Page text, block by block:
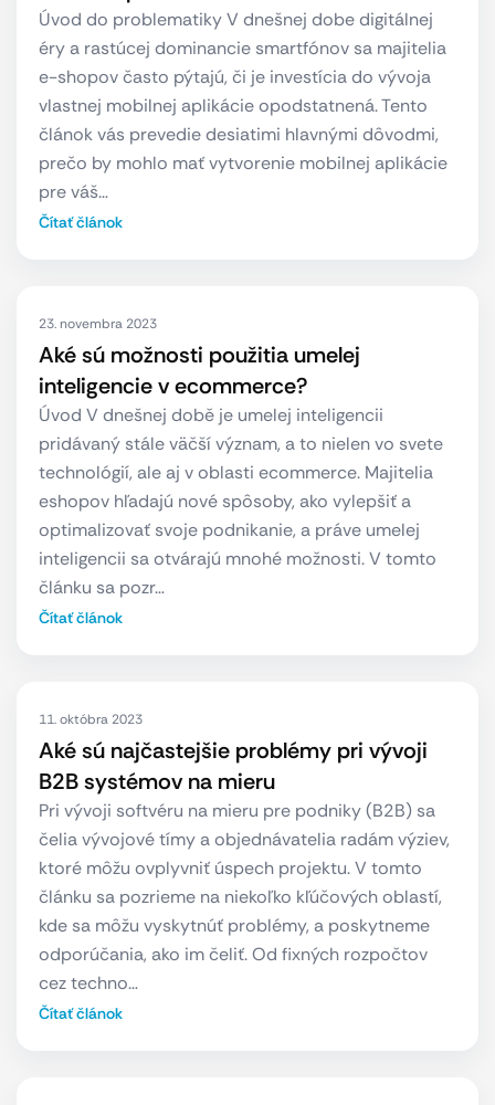
Úvod do problematiky V dnešnej dobe digitálnej
éry a rastúcej dominancie smartfónov sa majitelia
e-shopov často pýtajú, či je investícia do vývoja
vlastnej mobilnej aplikácie opodstatnená. Tento
článok vás prevedie desiatimi hlavnými dôvodmi,
prečo by mohlo mať vytvorenie mobilnej aplikácie
pre váš…
Čítať článok
23. novembra 2023
Aké sú možnosti použitia umelej
inteligencie v ecommerce?
Úvod V dnešnej době je umelej inteligencii
pridávaný stále väčší význam, a to nielen vo svete
technológií, ale aj v oblasti ecommerce. Majitelia
eshopov hľadajú nové spôsoby, ako vylepšiť a
optimalizovať svoje podnikanie, a práve umelej
inteligencii sa otvárajú mnohé možnosti. V tomto
článku sa pozr…
Čítať článok
11. októbra 2023
Aké sú najčastejšie problémy pri vývoji
B2B systémov na mieru
Pri vývoji softvéru na mieru pre podniky (B2B) sa
čelia vývojové tímy a objednávatelia radám výziev,
ktoré môžu ovplyvniť úspech projektu. V tomto
článku sa pozrieme na niekoľko kľúčových oblastí,
kde sa môžu vyskytnúť problémy, a poskytneme
odporúčania, ako im čeliť. Od fixných rozpočtov
cez techno…
Čítať článok